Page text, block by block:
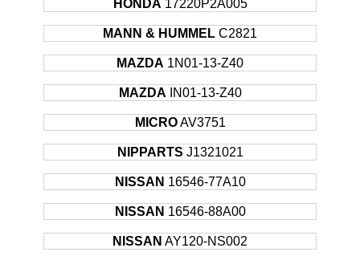
1995 -
2001
HONDA CIVIC Coupe 92KW
HONDA CIVIC Coupe
2000
118KW
1990 -
1994
NISSAN 100 NX Coupe 75KW
200 Coupe
1993 -
1999
1990 -
HONDA 17220P2A005
MANN & HUMMEL C2821
MAZDA 1N01-13-Z40
MAZDA IN01-13-Z40
MICRO AV3751
NIPPARTS J1321021
NISSAN 16546-77A10
NISSAN 16546-88A00
NISSAN AY120-NS002